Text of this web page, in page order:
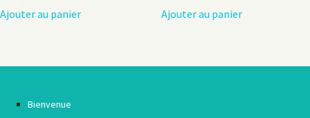
Ajouter au panier Ajouter au panier
Bienvenue